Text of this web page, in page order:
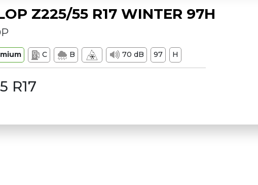
Z225/55 R17 WINTER 97H
C B 70 dB 97 H
R17